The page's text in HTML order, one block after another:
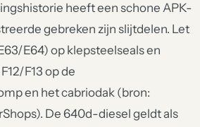
heeft een schone APK-
gebreken zijn slijtdelen. Let
E64) op klepsteelseals en
F13 op de
en het cabriodak (bron:
De 640d-diesel geldt als